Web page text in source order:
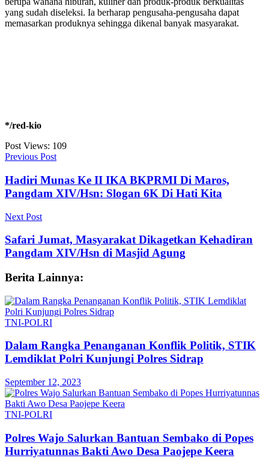
yang sudah diseleksi. Ia berharap pengusaha-pengusaha dapat
memasarkan produknya sehingga dikenal banyak masyarakat.
*/red-kio
Post Views: 109
Previous Post
Hadiri Munas Ke II IKA BKPRMI Di Maros,
Pangdam XIV/Hsn: Slogan 6K Di Hati Kita
Next Post
Safari Jumat, Masyarakat Dikagetkan Kehadiran
Pangdam XIV/Hsn di Masjid Agung
Berita Lainnya:
TNI-POLRI
Dalam Rangka Penanganan Konflik Politik, STIK
Lemdiklat Polri Kunjungi Polres Sidrap
September 12, 2023
TNI-POLRI
Polres Wajo Salurkan Bantuan Sembako di Popes
Hurriyatunnas Bakti Awo Desa Paojepe Keera